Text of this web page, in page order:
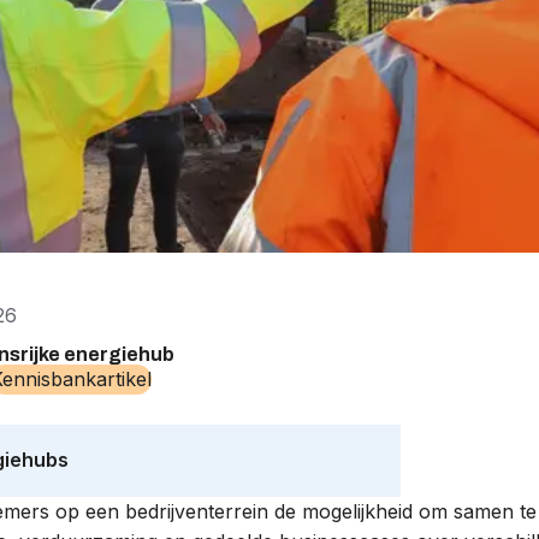
energiehub
op een bedrijventerrein de mogelijkheid om samen